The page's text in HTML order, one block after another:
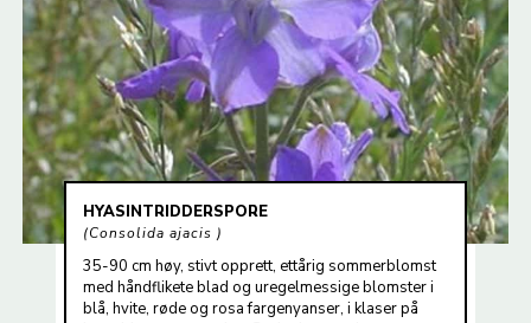
HYASINTRIDDERSPORE
Consolida ajacis
35-90 cm høy, stivt opprett, ettårig sommerblomst
med håndflikete blad og uregelmessige blomster i
blå, hvite, røde og rosa fargenyanser, i klaser på